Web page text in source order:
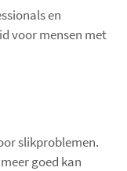
en
voor mensen met
slikproblemen.
goed kan